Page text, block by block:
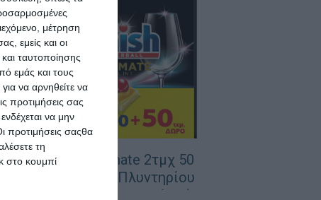
μέτρηση
εμείς και οι
ταυτοποίησης
εμάς και τους
να αρνηθείτε να
προτιμήσεις σας
να μην
προτιμήσεις σαςθα
τη
στο κουμπίFinish Ultimate 2τμχ 50
Κάψουλες Πλυντηρίου
Πιάτων με Άρωμα Λεμόνι